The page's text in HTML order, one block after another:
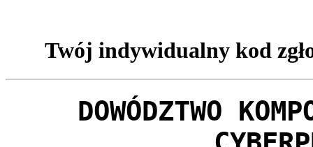
Twój indywidualny kod
DOWÓDZTWO